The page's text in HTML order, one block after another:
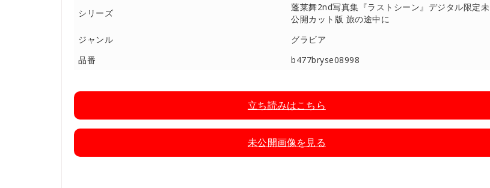
シリーズ
蓬莱舞2nd写真集『ラストシーン』デジタル限定未
公開カット版 旅の途中に
ジャンル
グラビア
品番
b477bryse08998
立ち読みはこちら
未公開画像を見る